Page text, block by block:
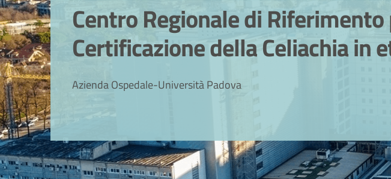
Centro Regionale di
Certificazione della Celiachia in
Azienda Ospedale-Università Padova